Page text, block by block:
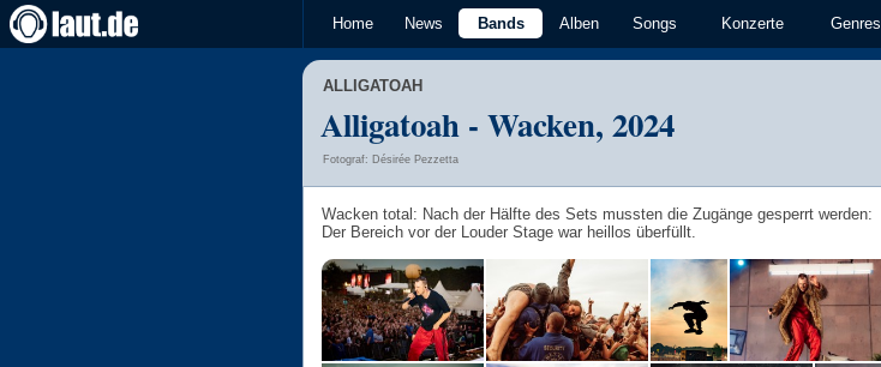
Home News Bands Alben Songs Konzerte Genres
ALLIGATOAH
Alligatoah - Wacken, 2024
Fotograf: Désirée Pezzetta
Wacken total: Nach der Hälfte des Sets mussten die Zugänge gesperrt werden:
Der Bereich vor der Louder Stage war heillos überfüllt.